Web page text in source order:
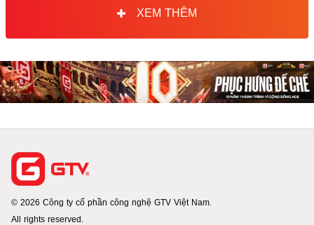
XEM THÊM
© 2026 Công ty cổ phần công nghệ GTV Việt Nam.
All rights reserved.